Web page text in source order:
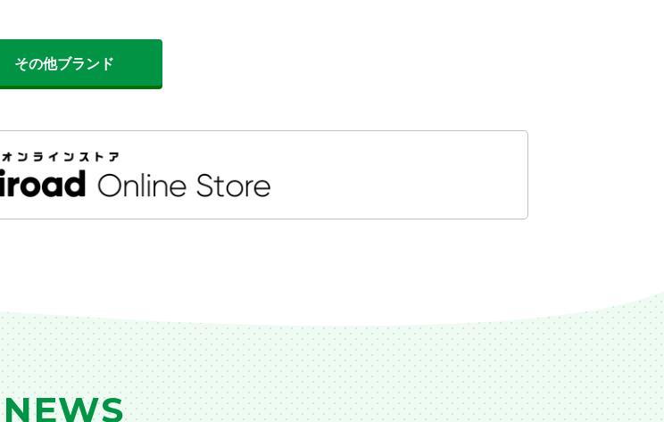
その他ブランド
NEWS